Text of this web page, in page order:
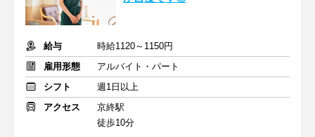
給与
時給1120～1150円
雇用形態
アルバイト・パート
シフト
週1日以上
アクセス
京終駅
徒歩10分